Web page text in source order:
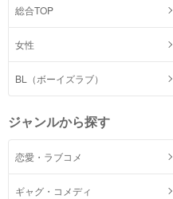
総合TOP
女性
BL（ボーイズラブ）
ジャンルから探す
恋愛・ラブコメ
ギャグ・コメディ